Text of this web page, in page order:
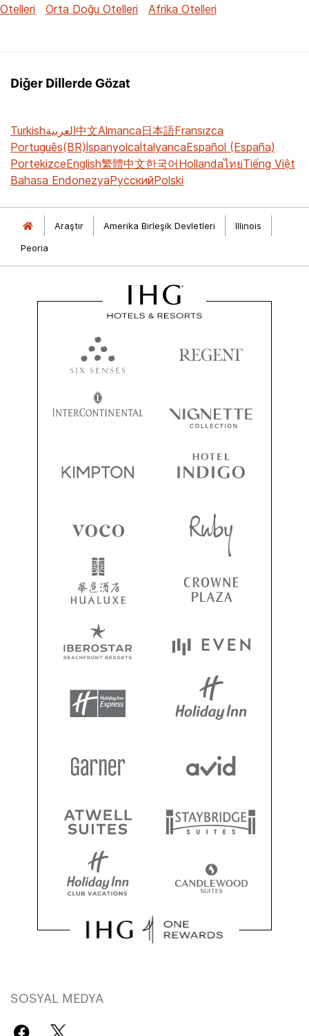
Otelleri
Orta Doğu Otelleri Afrika Otelleri
Diğer Dillerde Gözat
Turkishالعربية中文Almanca日本語Fransızca
Português(BR)İspanyolcaİtalyancaEspañol (España)
PortekizceEnglish繁體中文한국어HollandaไทยTiếng Việt
Bahasa EndonezyaРусскийPolski
Araştır Amerika Birleşik Devletleri
Illinois
Peoria
SOSYAL MEDYA